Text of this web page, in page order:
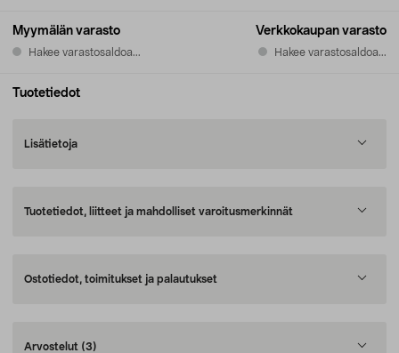
Myymälän varasto
Hakee varastosaldoa...
Verkkokaupan varasto
Hakee varastosaldoa...
Tuotetiedot
Lisätietoja
Tuotetiedot, liitteet ja mahdolliset varoitusmerkinnät
Ostotiedot, toimitukset ja palautukset
Arvostelut (3)